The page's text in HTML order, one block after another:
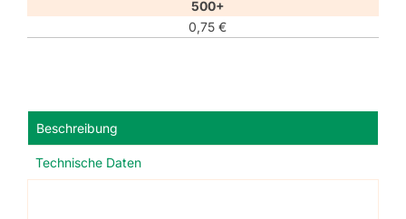
500+
0,75 €
Beschreibung
Technische Daten